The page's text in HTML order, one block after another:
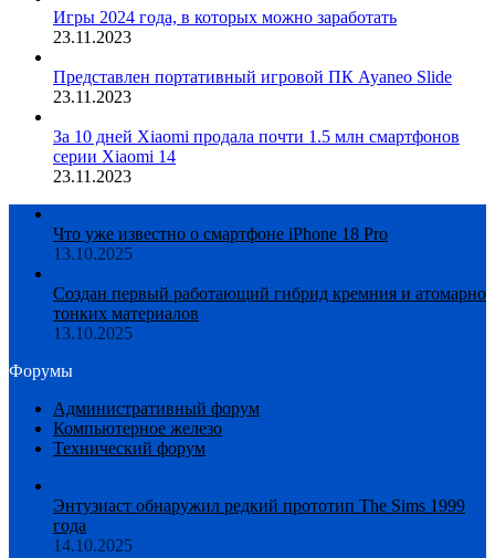
Игры 2024 года, в которых можно заработать
23.11.2023
Представлен портативный игровой ПК Ayaneo Slide
23.11.2023
За 10 дней Xiaomi продала почти 1.5 млн смартфонов
серии Xiaomi 14
23.11.2023
Что уже известно о смартфоне iPhone 18 Pro
13.10.2025
Создан первый работающий гибрид кремния и атомарно
тонких материалов
13.10.2025
Форумы
Административный форум
Компьютерное железо
Технический форум
Энтузиаст обнаружил редкий прототип The Sims 1999
года
14.10.2025